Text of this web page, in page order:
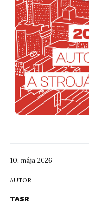
10. mája 2026
AUTOR
TASR